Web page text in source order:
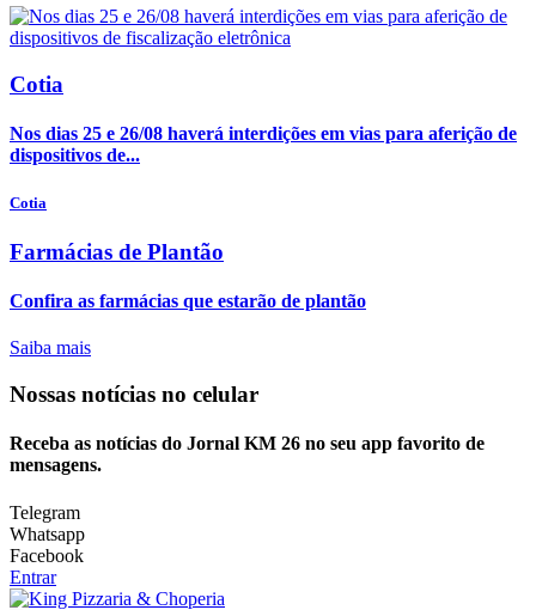
Cotia
Nos dias 25 e 26/08 haverá interdições em vias para aferição de
dispositivos de...
Cotia
Farmácias de Plantão
Confira as farmácias que estarão de plantão
Saiba mais
Nossas notícias no celular
Receba as notícias do Jornal KM 26 no seu app favorito de
mensagens.
Telegram
Whatsapp
Facebook
Entrar